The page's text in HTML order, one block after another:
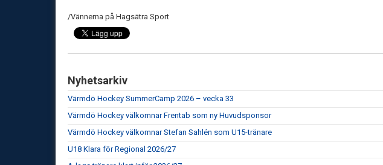
/Vännerna på Hagsätra Sport
Nyhetsarkiv
Värmdö Hockey SummerCamp 2026 – vecka 33
Värmdö Hockey välkomnar Frentab som ny Huvudsponsor
Värmdö Hockey välkomnar Stefan Sahlén som U15-tränare
U18 Klara för Regional 2026/27